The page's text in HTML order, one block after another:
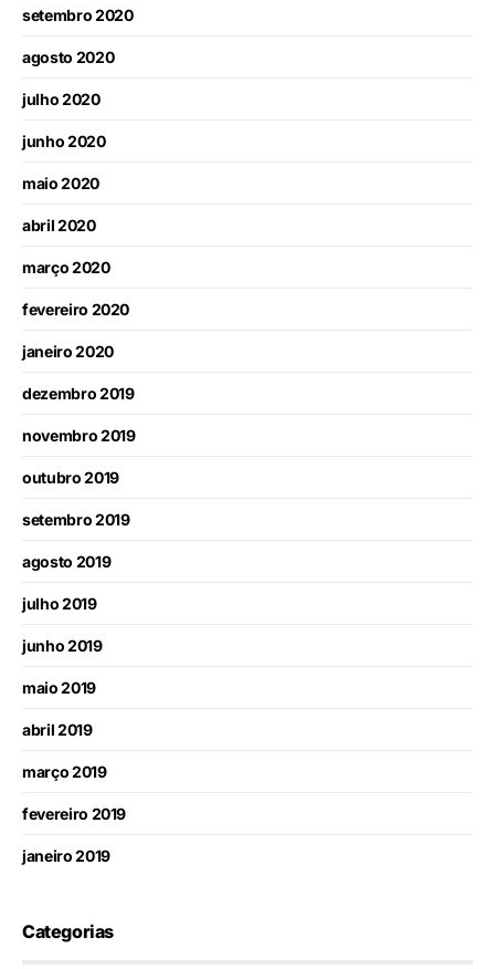
setembro 2020
agosto 2020
julho 2020
junho 2020
maio 2020
abril 2020
março 2020
fevereiro 2020
janeiro 2020
dezembro 2019
novembro 2019
outubro 2019
setembro 2019
agosto 2019
julho 2019
junho 2019
maio 2019
abril 2019
março 2019
fevereiro 2019
janeiro 2019
Categorias